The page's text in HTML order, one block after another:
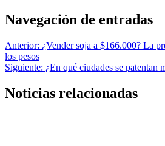
Navegación de entradas
Anterior: ¿Vender soja a $166.000? La
los pesos
Siguiente: ¿En qué ciudades se patentan
Noticias relacionadas